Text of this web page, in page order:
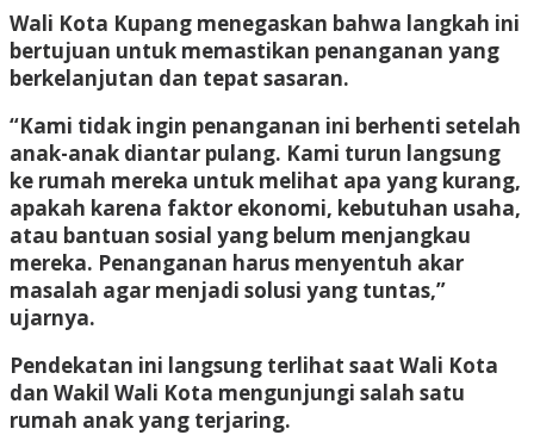
Wali Kota Kupang menegaskan bahwa langkah ini
bertujuan untuk memastikan penanganan yang
berkelanjutan dan tepat sasaran.
“Kami tidak ingin penanganan ini berhenti setelah
anak-anak diantar pulang. Kami turun langsung
ke rumah mereka untuk melihat apa yang kurang,
apakah karena faktor ekonomi, kebutuhan usaha,
atau bantuan sosial yang belum menjangkau
mereka. Penanganan harus menyentuh akar
masalah agar menjadi solusi yang tuntas,”
ujarnya.
Pendekatan ini langsung terlihat saat Wali Kota
dan Wakil Wali Kota mengunjungi salah satu
rumah anak yang terjaring.